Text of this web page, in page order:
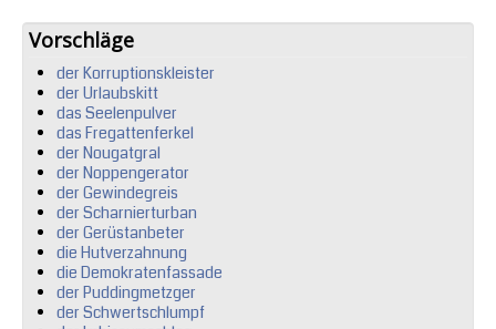
Vorschläge
der Korruptionskleister
der Urlaubskitt
das Seelenpulver
das Fregattenferkel
der Nougatgral
der Noppengerator
der Gewindegreis
der Scharnierturban
der Gerüstanbeter
die Hutverzahnung
die Demokratenfassade
der Puddingmetzger
der Schwertschlumpf